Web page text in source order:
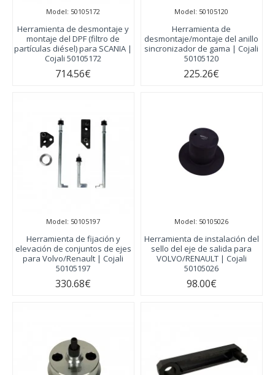
Model: 50105172
Herramienta de desmontaje y
montaje del DPF (filtro de
partículas diésel) para SCANIA |
Cojali 50105172
714.56€
Model: 50105120
Herramienta de
desmontaje/montaje del anillo
sincronizador de gama | Cojali
50105120
225.26€
Model: 50105197
Herramienta de fijación y
elevación de conjuntos de ejes
para Volvo/Renault | Cojali
50105197
330.68€
Model: 50105026
Herramienta de instalación del
sello del eje de salida para
VOLVO/RENAULT | Cojali
50105026
98.00€